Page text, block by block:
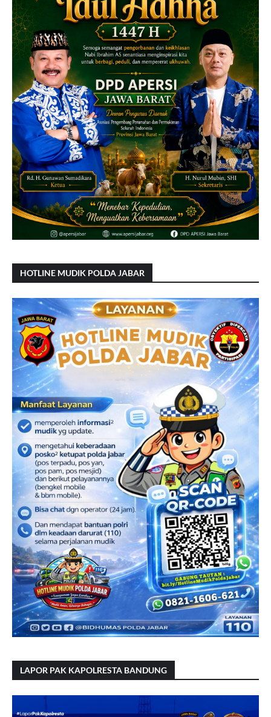
HOTLINE MUDIK POLDA JABAR
LAPOR PAK KAPOLRESTA BANDUNG